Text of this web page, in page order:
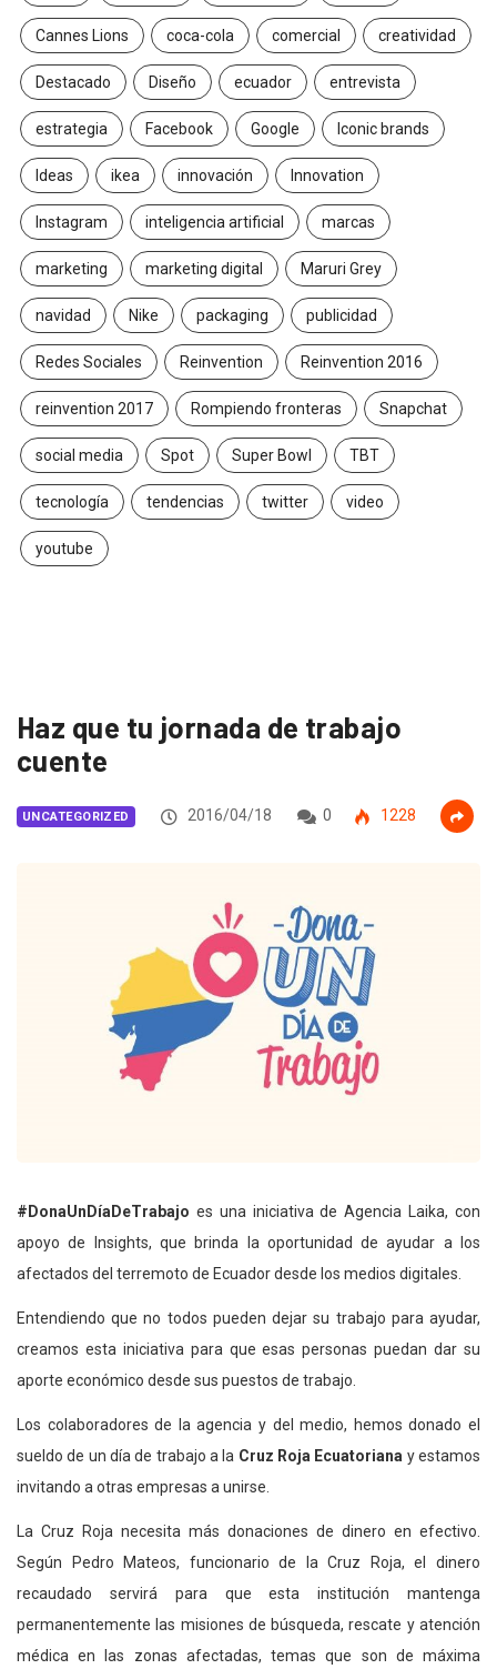
Cannes Lions coca-cola comercial creatividad
Destacado Diseño ecuador entrevista
estrategia Facebook Google Iconic brands
Ideas ikea innovación Innovation
Instagram inteligencia artificial marcas
marketing marketing digital Maruri Grey
navidad Nike packaging publicidad
Redes Sociales Reinvention Reinvention 2016
reinvention 2017 Rompiendo fronteras Snapchat
social media Spot Super Bowl TBT
tecnología tendencias twitter video
youtube
Haz que tu jornada de trabajo
cuente
UNCATEGORIZED 2016/04/18 0 1228
#DonaUnDíaDeTrabajo es una iniciativa de Agencia Laika, con
apoyo de Insights, que brinda la oportunidad de ayudar a los
afectados del terremoto de Ecuador desde los medios digitales.
Entendiendo que no todos pueden dejar su trabajo para ayudar,
creamos esta iniciativa para que esas personas puedan dar su
aporte económico desde sus puestos de trabajo.
Los colaboradores de la agencia y del medio, hemos donado el
sueldo de un día de trabajo a la Cruz Roja Ecuatoriana y estamos
invitando a otras empresas a unirse.
La Cruz Roja necesita más donaciones de dinero en efectivo.
Según Pedro Mateos, funcionario de la Cruz Roja, el dinero
recaudado servirá para que esta institución mantenga
permanentemente las misiones de búsqueda, rescate y atención
médica en las zonas afectadas, temas que son de máxima